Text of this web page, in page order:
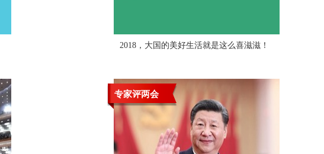
2018，大国的美好生活就是这么喜滋滋！
专家评两会